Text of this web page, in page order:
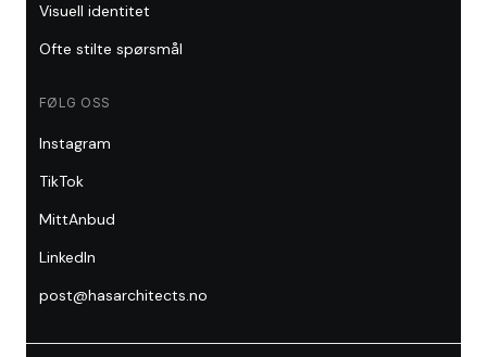
Visuell identitet
Ofte stilte spørsmål
FØLG OSS
Instagram
TikTok
MittAnbud
LinkedIn
post@hasarchitects.no